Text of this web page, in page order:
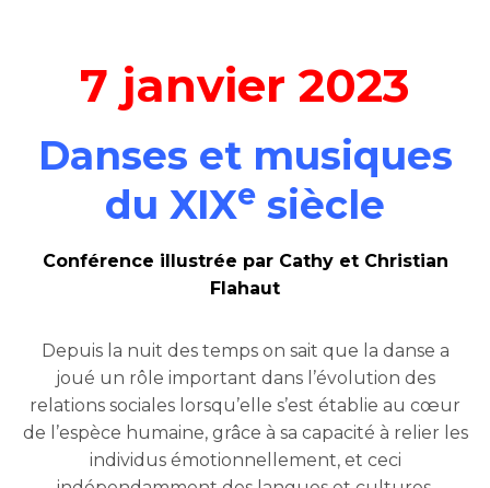
7 janvier 2023
Danses et musiques
du XIXe siècle
Conférence illustrée par Cathy et Christian
Flahaut
Depuis la nuit des temps on sait que la danse a
joué un rôle important dans l’évolution des
relations sociales lorsqu’elle s’est établie au cœur
de l’espèce humaine, grâce à sa capacité à relier les
individus émotionnellement, et ceci